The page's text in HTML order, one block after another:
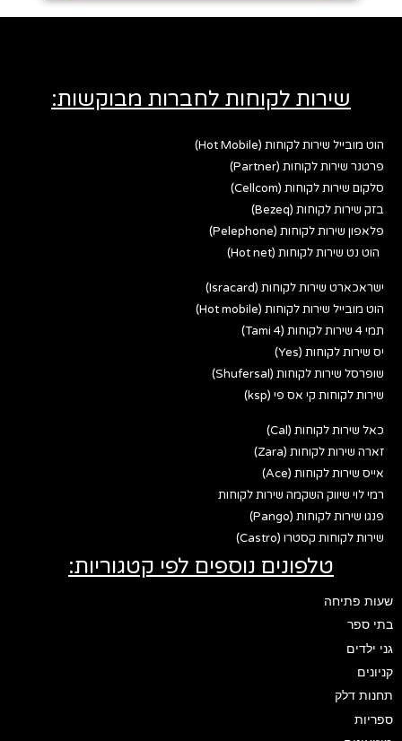
שירות לקוחות לחברות מבוקשות:
הוט מובייל שירות לקוחות (Hot Mobile)
פרטנר שירות לקוחות (Partner)
סלקום שירות לקוחות (Cellcom)
בזק שירות לקוחות (Bezeq)
פלאפון שירות לקוחות (Pelephone)
הוט נט שירות לקוחות (Hot net)
ישראכארט שירות לקוחות (Isracard)
הוט מובייל שירות לקוחות (Hot mobile)
תמי 4 שירות לקוחות (Tami 4)
יס שירות לקוחות (Yes)
שופרסל שירות לקוחות (Shufersal)
שירות לקוחות קי אס פי (ksp)
כאל שירות לקוחות (Cal)
זארה שירות לקוחות (Zara)
אייס שירות לקוחות (Ace)
רמי לוי שיווק השקמה שירות לקוחות
פנגו שירות לקוחות (Pango)
שירות לקוחות קסטרו (Castro)
טלפונים נוספים לפי קטגוריות:
שעות פתיחה
בתי ספר
גני ילדים
קניונים
תחנות דלק
ספריות